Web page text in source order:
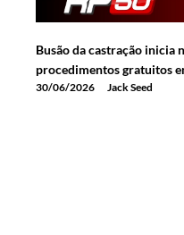
Busão da castração inicia
procedimentos gratuitos
30/06/2026 Jack Seed